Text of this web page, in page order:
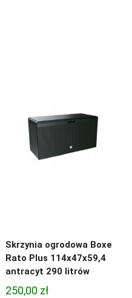
Skrzynia ogrodowa Boxe
Rato Plus 114x47x59,4
antracyt 290 litrów
250,00 zł